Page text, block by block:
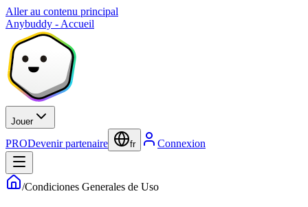
Aller au contenu principal
Anybuddy - Accueil
Jouer
PRODevenir partenaire fr Connexion
/Condiciones Generales de Uso